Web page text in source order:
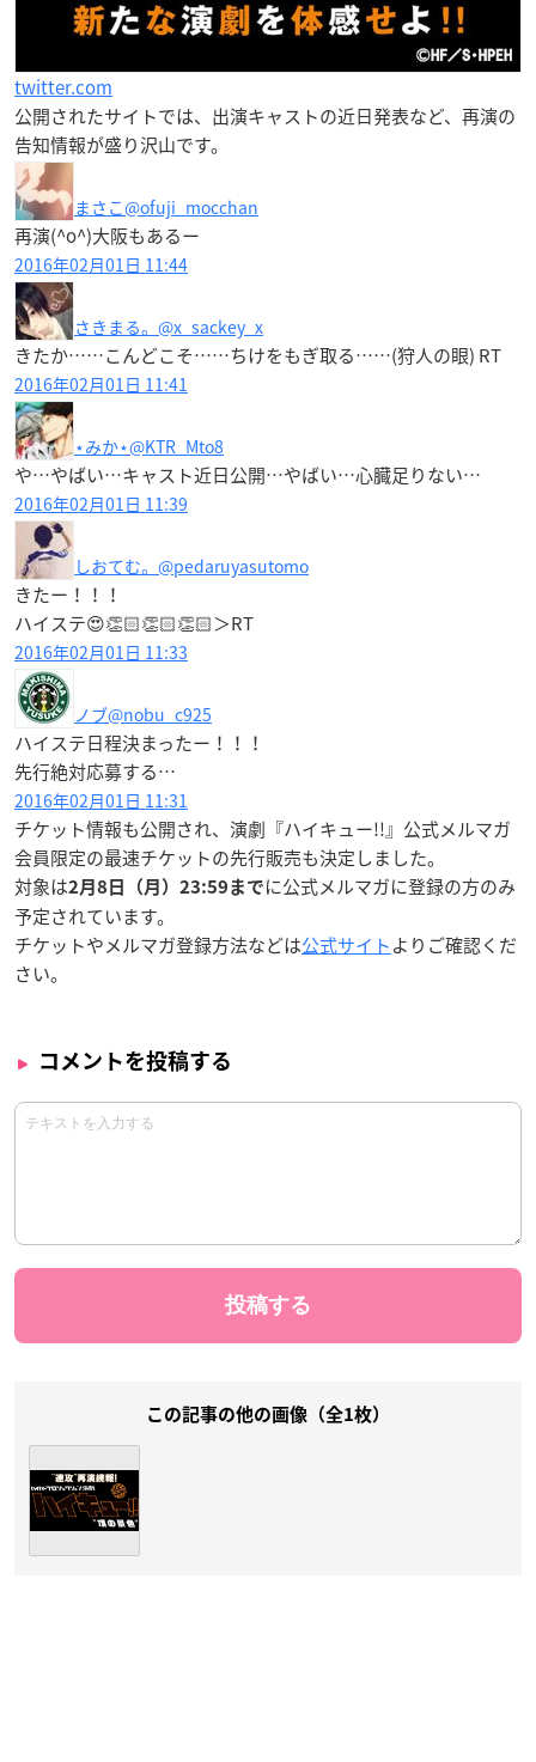
twitter.com
公開されたサイトでは、出演キャストの近日発表など、再演の
告知情報が盛り沢山です。
まさこ@ofuji_mocchan
再演(^o^)大阪もあるー
2016年02月01日 11:44
さきまる。 @x_sackey_x
きたか……こんどこそ……ちけをもぎ取る……(狩人の眼) RT
2016年02月01日 11:41
⋆みか⋆@KTR_Mto8
や…やばい…キャスト近日公開…やばい…心臓足りない…
2016年02月01日 11:39
しおてむ。 @pedaruyasutomo
きたー！！！
ハイステ😍👏🏻👏🏻👏🏻＞RT
2016年02月01日 11:33
ノブ@nobu_c925
ハイステ日程決まったー！！！
先行絶対応募する…
2016年02月01日 11:31
チケット情報も公開され、 演劇『ハイキュー!!』公式メルマガ
会員限定の最速チケットの先行販売も決定しました。
対象は2月8日（月）23:59まで に公式メルマガに登録の方のみ
予定されています。
チケットやメルマガ登録方法などは公式サイトよりご確認くだ
さい。
コメントを投稿する
この記事の他の画像（全1枚）